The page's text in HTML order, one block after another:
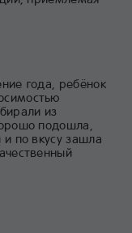
года, ребёнок
из
подошла,
и по вкусу зашла